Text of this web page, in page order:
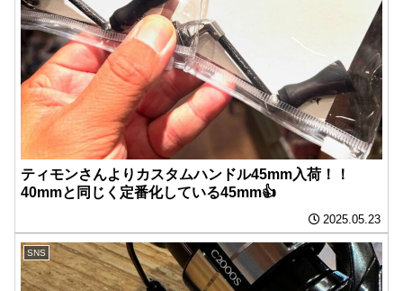
ティモンさんよりカスタムハンドル45mm入荷！！
40mmと同じく定番化している45mm👍
2025.05.23
SNS